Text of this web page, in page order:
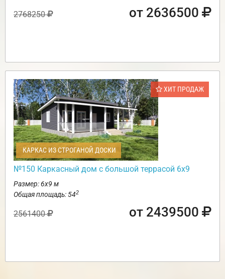
2768250 от 2636500
ХИТ ПРОДАЖ
КАРКАС ИЗ СТРОГАНОЙ ДОСКИ
№150 Каркасный дом с большой террасой 6х9
Размер: 6х9 м
Общая площадь: 542
2561400 от 2439500